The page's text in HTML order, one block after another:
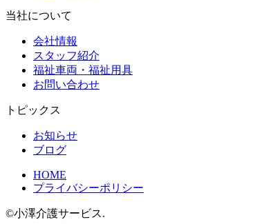
当社について
会社情報
スタッフ紹介
福祉車両・福祉用具
お問い合わせ
トピックス
お知らせ
ブログ
HOME
プライバシーポリシー
©小澤介護サービス.